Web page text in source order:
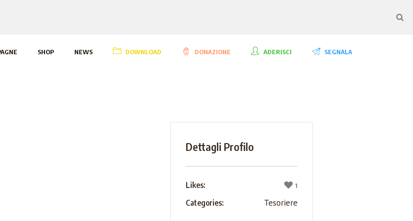
SHOP NEWS DOWNLOAD DONAZIONE ADERISCI SEGNALA
Dettagli Profilo
Likes: 1
Categories: Tesoriere